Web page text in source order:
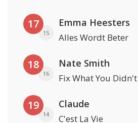
17
15
Emma Heesters
Alles Wordt Beter
18
16
Nate Smith
Fix What You
19
14
Claude
C'est La Vie